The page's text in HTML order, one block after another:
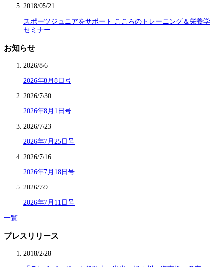
2018/05/21
スポーツジュニアをサポート こころのトレーニング＆栄養学
セミナー
お知らせ
2026/8/6
2026年8月8日号
2026/7/30
2026年8月1日号
2026/7/23
2026年7月25日号
2026/7/16
2026年7月18日号
2026/7/9
2026年7月11日号
一覧
プレスリリース
2018/2/28